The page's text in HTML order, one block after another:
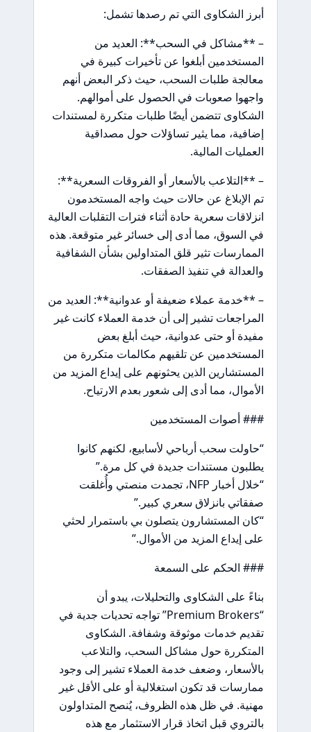
أبرز الشكاوى التي تم رصدها تشمل:
– **مشاكل في السحب**: العديد من
المستخدمين أبلغوا عن تأخيرات كبيرة في
معالجة طلبات السحب، حيث ذكر البعض أنهم
واجهوا صعوبات في الحصول على أموالهم.
الشكاوى تتضمن أيضًا طلبات متكررة لمستندات
إضافية، مما يثير تساؤلات حول مصداقية
العمليات المالية.
– **التلاعب بالأسعار أو الفروقات السعرية**:
تم الإبلاغ عن حالات حيث واجه المستخدمون
انزلاقات سعرية حادة أثناء فترات التقلبات العالية
في السوق، مما أدى إلى خسائر غير متوقعة. هذه
الممارسات تثير قلق المتداولين بشأن الشفافية
والعدالة في تنفيذ الصفقات.
– **خدمة عملاء ضعيفة أو عدوانية**: العديد من
المراجعات تشير إلى أن خدمة العملاء كانت غير
مفيدة أو حتى عدوانية، حيث أبلغ بعض
المستخدمين عن تلقيهم مكالمات متكررة من
المستشارين الذين يحثونهم على إيداع المزيد من
الأموال، مما أدى إلى شعور بعدم الارتياح.
### أصوات المستخدمين
“حاولت سحب أرباحي لأسابيع، لكنهم كانوا
يطلبون مستندات جديدة في كل مرة.”
“خلال أخبار NFP، تجمدت منصتي وأُغلقت
صفقاتي بانزلاق سعري كبير.”
“كان المستشارون يتصلون بي باستمرار لحثي
على إيداع المزيد من الأموال.”
### الحكم على السمعة
بناءً على الشكاوى والتحليلات، يبدو أن
“Premium Brokers” تواجه تحديات جدية في
تقديم خدمات موثوقة وشفافة. الشكاوى
المتكررة حول مشاكل السحب، والتلاعب
بالأسعار، وضعف خدمة العملاء تشير إلى وجود
ممارسات قد تكون استغلالية أو على الأقل غير
مهنية. في ظل هذه الظروف، يُنصح المتداولون
بالتروي قبل اتخاذ قرار الاستثمار مع هذه